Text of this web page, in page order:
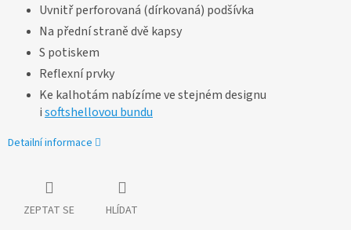
Uvnitř perforovaná (dírkovaná) podšívka
Na přední straně dvě kapsy
S potiskem
Reflexní prvky
Ke kalhotám nabízíme ve stejném designu
isoftshellovou bundu
Detailní informace
ZEPTAT SE HLÍDAT